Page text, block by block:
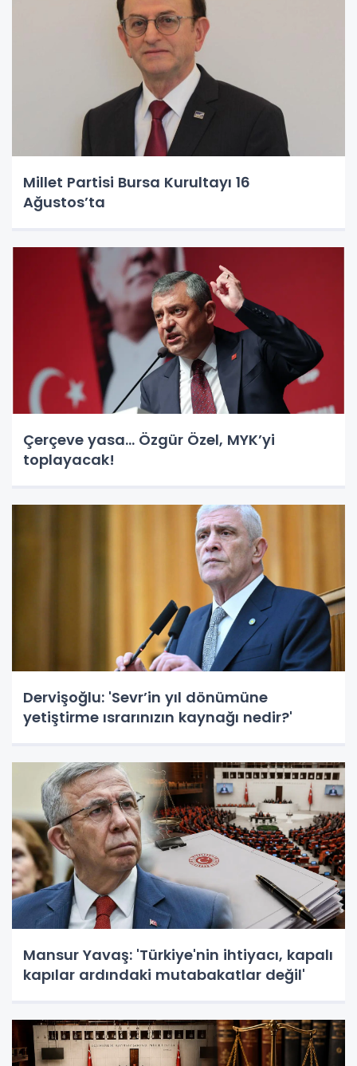
Millet Partisi Bursa Kurultayı 16
Ağustos’ta
Çerçeve yasa... Özgür Özel, MYK’yi
toplayacak!
Dervişoğlu: 'Sevr’in yıl dönümüne
yetiştirme ısrarınızın kaynağı nedir?'
Mansur Yavaş: 'Türkiye'nin ihtiyacı, kapalı
kapılar ardındaki mutabakatlar değil'